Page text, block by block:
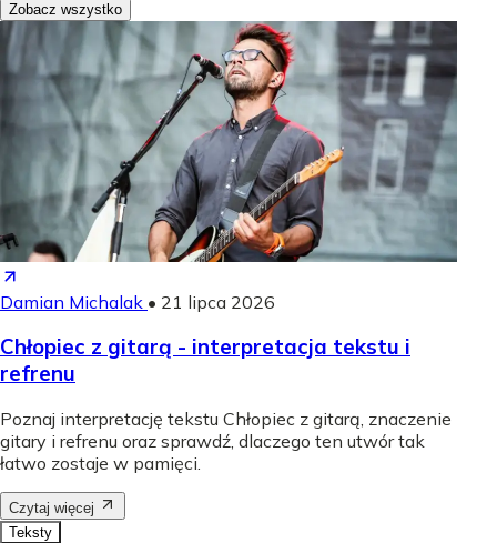
Zobacz wszystko
Damian Michalak • 21 lipca 2026
Chłopiec z gitarą - interpretacja tekstu i
refrenu
Poznaj interpretację tekstu Chłopiec z gitarą, znaczenie
gitary i refrenu oraz sprawdź, dlaczego ten utwór tak
łatwo zostaje w pamięci.
Czytaj więcej
Teksty